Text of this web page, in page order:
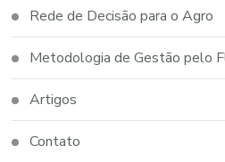
Rede de Decisão para o Agro
Metodologia de Gestão pelo
Artigos
Contato